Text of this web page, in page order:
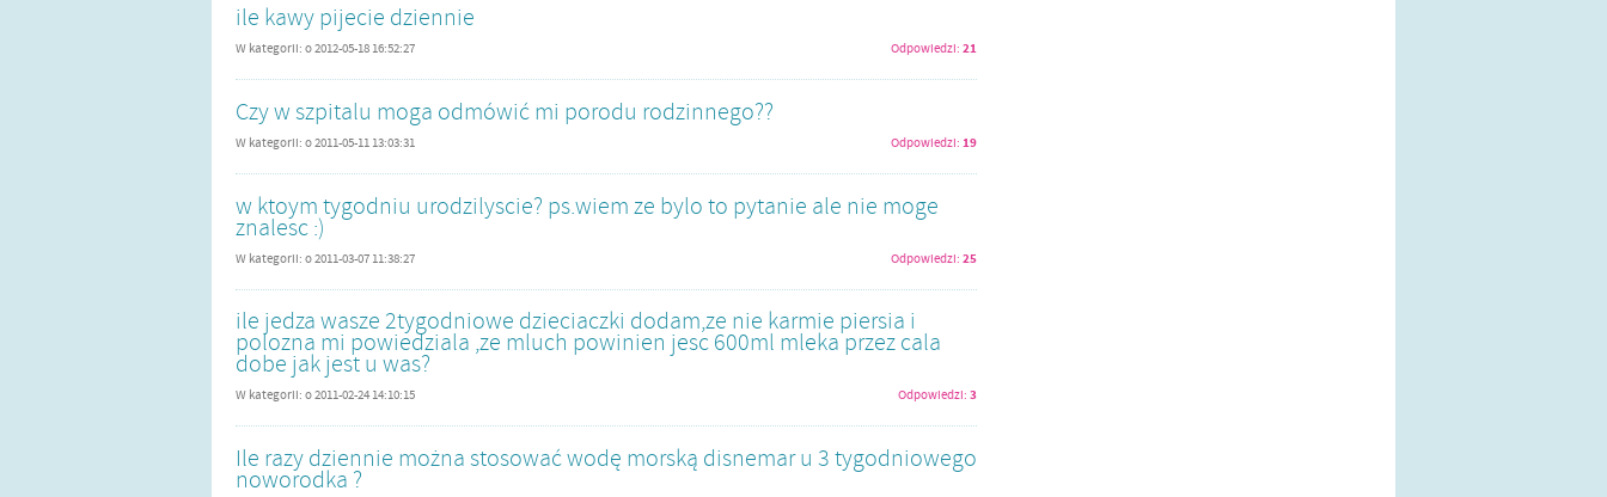
ile kawy pijecie dziennie
W kategorii: o2012-05-18 16:52:27 Odpowiedzi: 21
Czy w szpitalu moga odmówić mi porodu rodzinnego??
W kategorii: o2011-05-11 13:03:31 Odpowiedzi: 19
w ktoym tygodniu urodzilyscie? ps.wiem ze bylo to pytanie ale nie moge
znalesc :)
W kategorii: o2011-03-07 11:38:27 Odpowiedzi: 25
ile jedza wasze 2tygodniowe dzieciaczki dodam,ze nie karmie piersia i
polozna mi powiedziala ,ze mluch powinien jesc 600ml mleka przez cala
dobe jak jest u was?
W kategorii: o2011-02-24 14:10:15 Odpowiedzi: 3
Ile razy dziennie można stosować wodę morską disnemar u 3 tygodniowego
noworodka ?